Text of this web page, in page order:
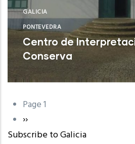
GALICIA
PONTEVEDRA
Centro de
Conserva
Illa de Arousa (Pontevedra)
Pagination
Page 1
Next
page
››
Subscribe to Galicia